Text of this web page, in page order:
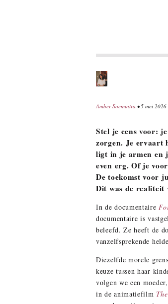
Amber Soemintra • 5 mei 2026
Stel je eens voor:
zorgen. Je ervaart
ligt in je armen en
even erg. Of je
De toekomst voor
Dit was de realiteit
In de documentaire
documentaire is
beleefd. Ze heeft de
vanzelfsprekende
Diezelfde morele
keuze tussen haar
volgen we een
in de animatiefilm